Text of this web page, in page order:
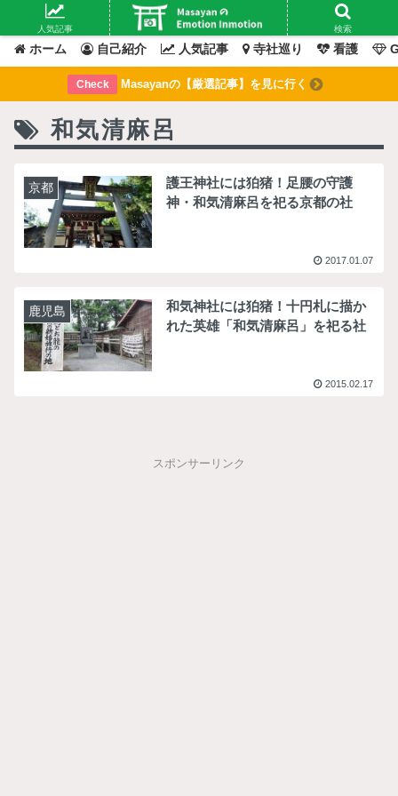
Masayanの「感情」が動いたその「瞬間」を綴るブログ
ホーム 自己紹介 人気記事 寺社巡り 看護
Check Masayanの【厳選記事】を見に行く
和気清麻呂
京都
護王神社には狛猪！足腰の守護
神・和気清麻呂を祀る京都の社
2017.01.07
鹿児島
和気神社には狛猪！十円札に描か
れた英雄「和気清麻呂」を祀る社
2015.02.17
スポンサーリンク
人気記事 検索